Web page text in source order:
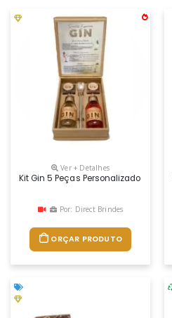
Ver + Detalhes
Kit Gin 5 Peças Personalizado
Por: Direct Brindes
ORÇAR PRODUTO